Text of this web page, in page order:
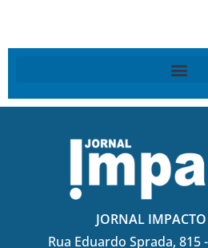
JORNAL
Rua Eduardo Sprada, 815